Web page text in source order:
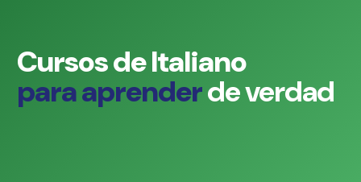
CursosdeItaliano
paraaprenderdeverdad